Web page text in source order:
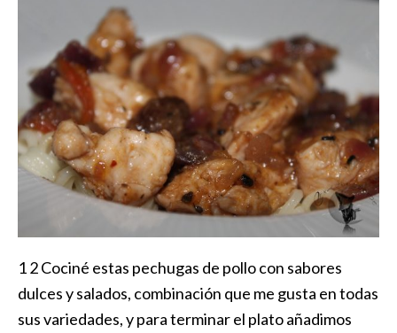
1 2 Cociné estas pechugas de pollo con sabores
dulces y salados, combinación que me gusta en todas
sus variedades, y para terminar el plato añadimos